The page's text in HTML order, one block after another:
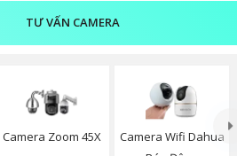
TƯ VẤN CAMERA
Camera Zoom 45X
Camera Wifi Dahua